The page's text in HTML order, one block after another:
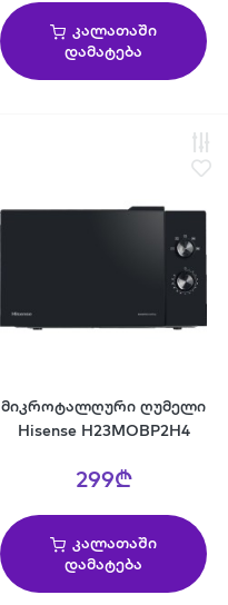
კალათაში
დამატება
მიკროტალღური ღუმელი
Hisense H23MOBP2H4
299₾
კალათაში
დამატება